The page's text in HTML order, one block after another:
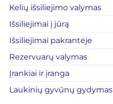
Kelių išsiliejimo valymas
Išsiliejimai į jūrą
Išsiliejimai pakrantėje
Rezervuarų valymas
Įrankiai ir įranga
Laukinių gyvūnų gydymas